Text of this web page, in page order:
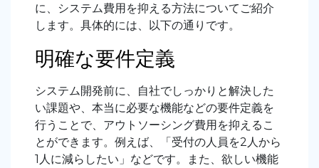
に、システム費用を抑える方法についてご紹介
します。具体的には、以下の通りです。
明確な要件定義
システム開発前に、自社でしっかりと解決した
い課題や、本当に必要な機能などの要件定義を
行うことで、アウトソーシング費用を抑えるこ
とができます。例えば、「受付の人員を2人から
1人に減らしたい」などです。また、欲しい機能